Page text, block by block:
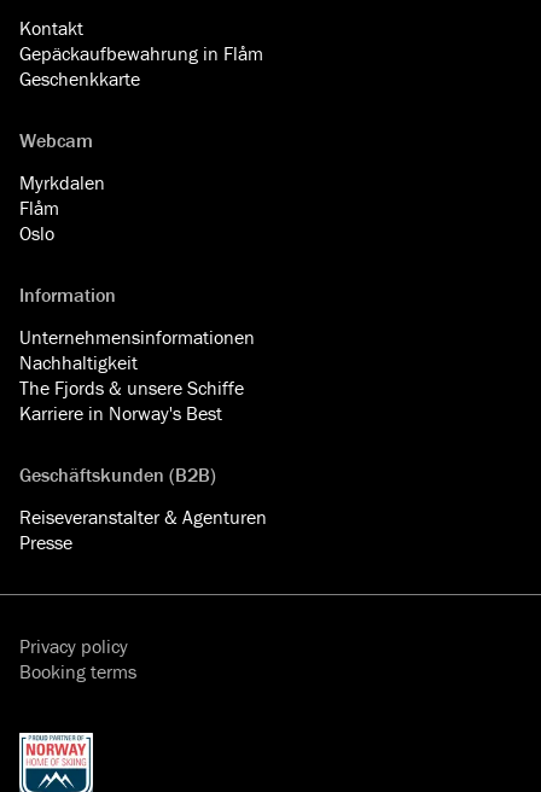
Kontakt
Gepäckaufbewahrung in Flåm
Geschenkkarte
Webcam
Myrkdalen
Flåm
Oslo
Information
Unternehmensinformationen
Nachhaltigkeit
The Fjords & unsere Schiffe
Karriere in Norway's Best
Geschäftskunden (B2B)
Reiseveranstalter & Agenturen
Presse
Privacy policy
Booking terms